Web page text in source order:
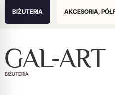
BIŻUTERIA AKCESORIA,
BIŻUTERIA